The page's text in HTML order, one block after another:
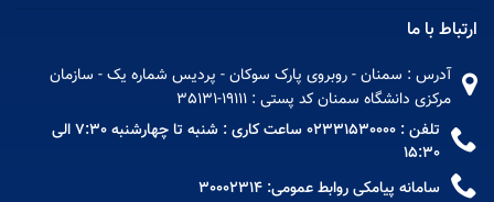
ارتباط با ما
آدرس : سمنان - روبروی پارک سوکان - پردیس شماره یک - سازمان
مرکزی دانشگاه سمنان کد پستی : 19111-35131
تلفن : 02331530000 ساعت کاری : شنبه تا چهارشنبه 7:30 الی
15:30
سامانه پیامکی روابط عمومی: 30002314